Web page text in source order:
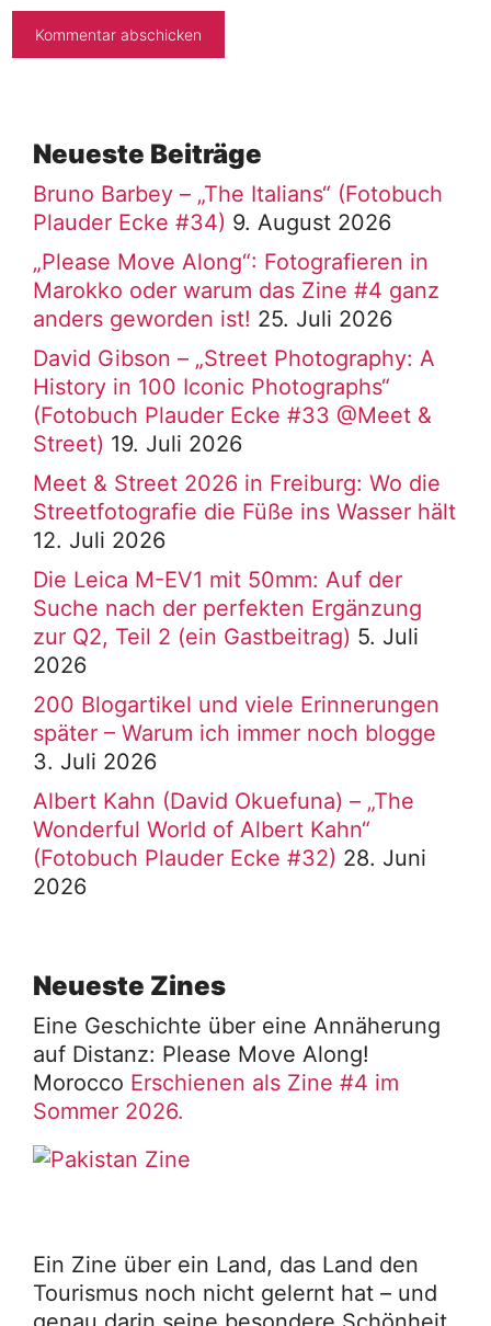
Neueste Beiträge
Bruno Barbey – „The Italians“ (Fotobuch
Plauder Ecke #34) 9. August 2026
„Please Move Along“: Fotografieren in
Marokko oder warum das Zine #4 ganz
anders geworden ist! 25. Juli 2026
David Gibson – „Street Photography: A
History in 100 Iconic Photographs“
(Fotobuch Plauder Ecke #33 @Meet &
Street) 19. Juli 2026
Meet & Street 2026 in Freiburg: Wo die
Streetfotografie die Füße ins Wasser hält
12. Juli 2026
Die Leica M-EV1 mit 50mm: Auf der
Suche nach der perfekten Ergänzung
zur Q2, Teil 2 (ein Gastbeitrag) 5. Juli
2026
200 Blogartikel und viele Erinnerungen
später – Warum ich immer noch blogge
3. Juli 2026
Albert Kahn (David Okuefuna) – „The
Wonderful World of Albert Kahn“
(Fotobuch Plauder Ecke #32) 28. Juni
2026
Neueste Zines
Eine Geschichte über eine Annäherung
auf Distanz: Please Move Along!
Morocco Erschienen als Zine #4 im
Sommer 2026.
Ein Zine über ein Land, das Land den
Tourismus noch nicht gelernt hat – und